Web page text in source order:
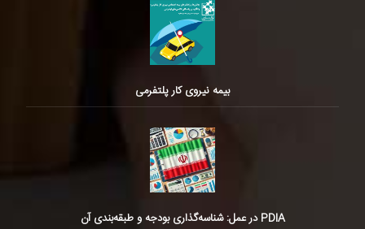
بیمه نیروی کار پلتفرمی
PDIA در عمل: شناسه‌گذاری بودجه و طبقه‌بندی آن